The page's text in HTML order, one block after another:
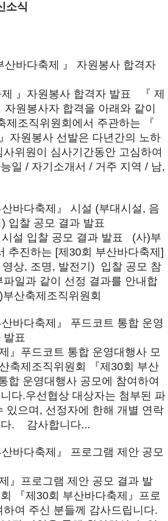
소식
산바다축제 』 자원봉사 합격자
제 』자원봉사 합격자 발표 『 제
원봉사자 합격을 아래와 같이
조직위원회에서 주관하는 『
자원봉사 선발은 다년간의 노하
위원이 심사기간동안 고심하여
일 / 자기소개서 / 거주 지역 / 남,
산바다축제』 시설 (부대시설, 음
입찰 공모 결과 발표
설 입찰 공모 결과 발표 (사)부
추진하는 [제30회 부산바다축제]
상, 조명, 발전기) 입찰 공모 참
일과 같이 선정 결과를 안내합
산축제조직위원회
산바다축제』 푸드코트 통합 운영
발표
』푸드코트 통합 운영대행사 모
축제조직위원회 『제30회 부산
합 운영대행사 공모에 참여하여
다.우선협상 대상자는 첨부된 파
있으며, 선정자에 한해 개별 연락
다. 감사합니다...
산바다축제』 프로그램 제안 공모
』프로그램 제안 공모 결과 발
『제30회 부산바다축제』프로
여 주신 분들께 감사드립니다.